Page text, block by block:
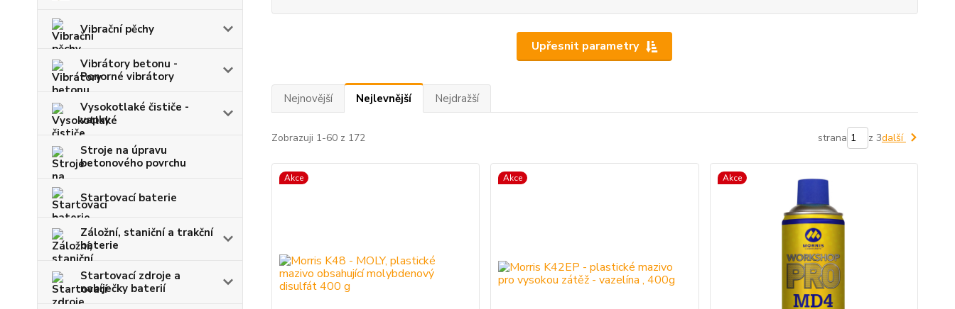
Vibrační pěchy
Vibrátory betonu -
Ponorné vibrátory
Vysokotlaké čističe -
vapky
Stroje na úpravu
betonového povrchu
Startovací baterie
Záložní, staniční a trakční
baterie
Startovací zdroje a
nabíječky baterií
Upřesnit parametry
Nejnovější Nejlevnější Nejdražší
Zobrazuji 1-60 z 172 strana z 3další
Akce Akce Akce